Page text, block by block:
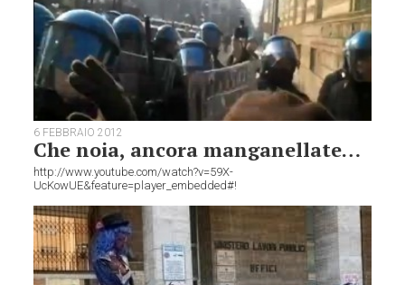
6 FEBBRAIO 2012
Che noia, ancora manganellate…
http://www.youtube.com/watch?v=59X-
UcKowUE&feature=player_embedded#!